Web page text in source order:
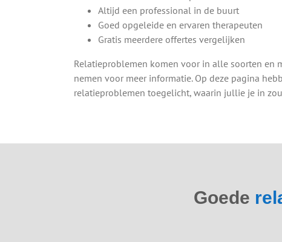
Altijd een professional in de buurt
Goed opgeleide en ervaren therapeuten
Gratis meerdere offertes vergelijken
Relatieproblemen komen voor in alle soorten en
nemen voor meer informatie. Op deze pagina
relatieproblemen toegelicht, waarin jullie je in
Goede